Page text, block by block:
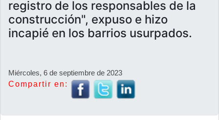
Miércoles, 6 de septiembre de 2023
Compartir en: